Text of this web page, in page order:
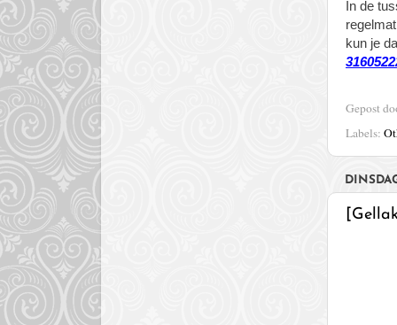
In de
kun je
Gepost
Labels: